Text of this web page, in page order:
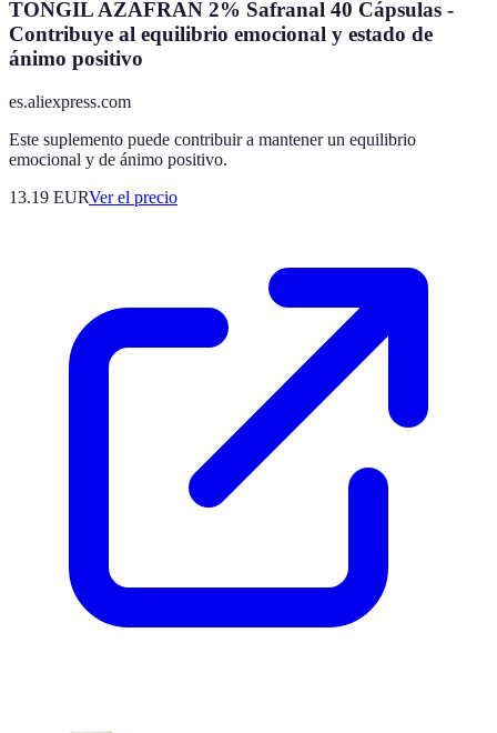
TONGIL AZAFRAN 2% Safranal 40 Cápsulas -
Contribuye al equilibrio emocional y estado de
ánimo positivo
es.aliexpress.com
Este suplemento puede contribuir a mantener un equilibrio
emocional y de ánimo positivo.
13.19 EURVer el precio